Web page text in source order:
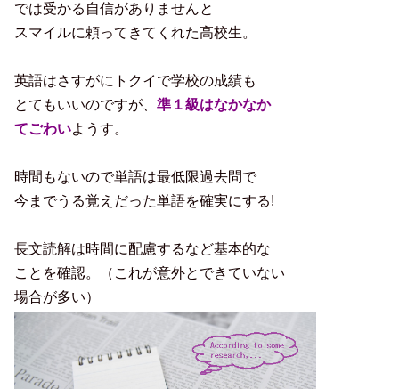
では受かる自信がありませんと
スマイルに頼ってきてくれた高校生。
英語はさすがにトクイで学校の成績も
とてもいいのですが、 準１級はなかなか
てごわいようす。
時間もないので単語は最低限過去問で
今までうる覚えだった単語を確実にする!
長文読解は時間に配慮するなど基本的な
ことを確認。（これが意外とできていない
場合が多い）